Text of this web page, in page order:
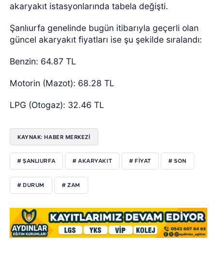
akaryakıt istasyonlarında tabela değişti.
Şanlıurfa genelinde bugün itibarıyla geçerli olan
güncel akaryakıt fiyatları ise şu şekilde sıralandı:
Benzin: 64.87 TL
Motorin (Mazot): 68.28 TL
LPG (Otogaz): 32.46 TL
KAYNAK: HABER MERKEZİ
# ŞANLIURFA # AKARYAKIT # FİYAT # SON
# DURUM # ZAM